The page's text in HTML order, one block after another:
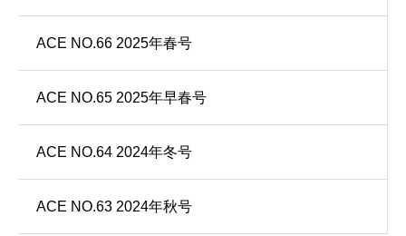
ACE NO.66 2025年春号
ACE NO.65 2025年早春号
ACE NO.64 2024年冬号
ACE NO.63 2024年秋号